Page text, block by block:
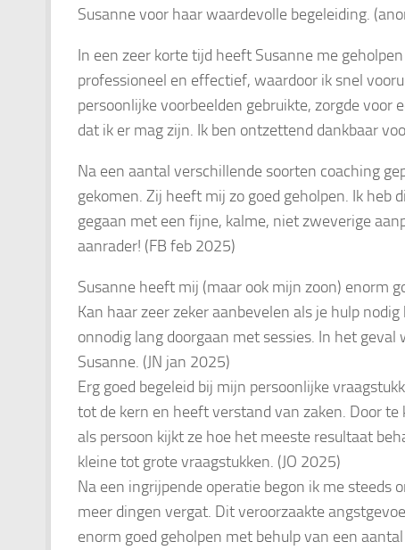
Susanne voor haar waardevolle begeleiding.
In een zeer korte tijd heeft Susanne me
professioneel en effectief, waardoor ik snel
persoonlijke voorbeelden gebruikte, zorgde
dat ik er mag zijn. Ik ben ontzettend dankbaar
Na een aantal verschillende soorten coaching
gekomen. Zij heeft mij zo goed geholpen. Ik heb
gegaan met een fijne, kalme, niet zweverige
aanrader! (FB feb 2025)
Susanne heeft mij (maar ook mijn zoon) enorm
Kan haar zeer zeker aanbevelen als je hulp
onnodig lang doorgaan met sessies. In het
Susanne. (JN jan 2025)
Erg goed begeleid bij mijn persoonlijke
tot de kern en heeft verstand van zaken. Door
als persoon kijkt ze hoe het meeste resultaat
kleine tot grote vraagstukken. (JO 2025)
Na een ingrijpende operatie begon ik me steeds
meer dingen vergat. Dit veroorzaakte
enorm goed geholpen met behulp van een